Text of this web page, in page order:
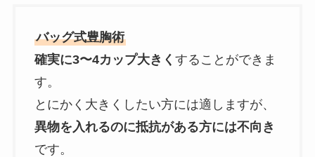
バッグ式豊胸術
確実に3〜4カップ大きく することができま
す。
とにかく大きくしたい方には適しますが、
異物を入れるのに抵抗がある方には不向き
です。